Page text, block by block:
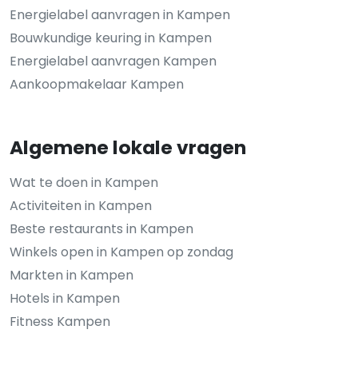
Energielabel aanvragen in Kampen
Bouwkundige keuring in Kampen
Energielabel aanvragen Kampen
Aankoopmakelaar Kampen
Algemene lokale vragen
Wat te doen in Kampen
Activiteiten in Kampen
Beste restaurants in Kampen
Winkels open in Kampen op zondag
Markten in Kampen
Hotels in Kampen
Fitness Kampen